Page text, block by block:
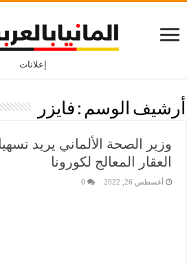
إعلانات
أرشيف الوسم : فايزر
وزير الصحة الألماني يريد
العقار المعالج لكورونا
أغسطس 26, 2022 0